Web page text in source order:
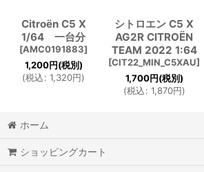
Citroën C5 X
1/64 一台分
[AMC0191883]
1,200円(税別)
(税込: 1,320円)
シトロエン C5 X
AG2R CITROËN
TEAM 2022 1:64
[CIT22_MIN_C5XAU]
1,700円(税別)
(税込: 1,870円)
ホーム
ショッピングカート